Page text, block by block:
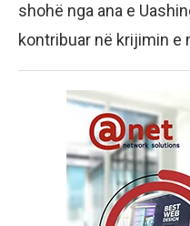
shohë nga ana e
kontribuar në krijimin e